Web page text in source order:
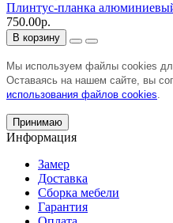
Плинтус-планка
750.00р.
В корзину
Мы используем файлы cookies
Оставаясь на нашем сайте, вы
использования файлов cookies.
Принимаю
Информация
Замер
Доставка
Сборка мебели
Гарантия